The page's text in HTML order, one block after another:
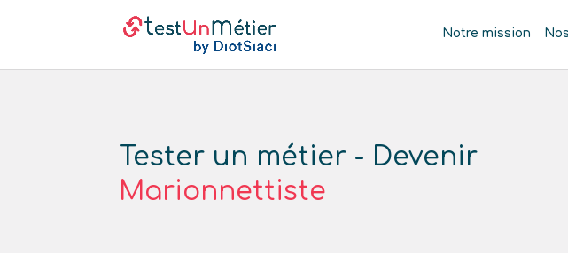
Notre mission
Tester un métier - Devenir
Marionnettiste